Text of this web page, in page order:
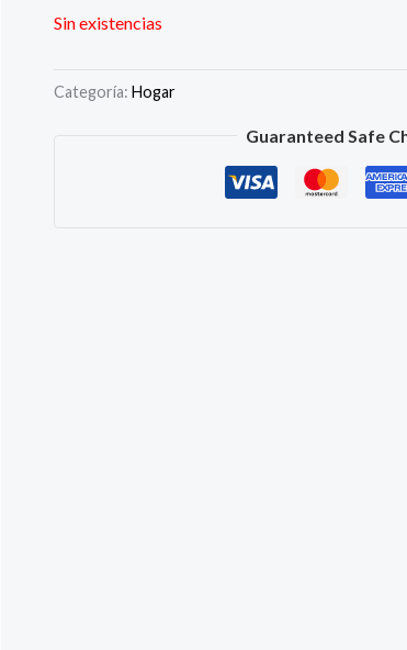
Sin existencias
Categoría: Hogar
Guaranteed Safe